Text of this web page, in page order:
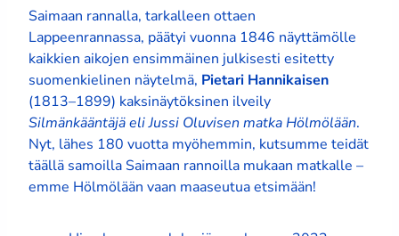
Saimaan rannalla, tarkalleen ottaen
Lappeenrannassa, päätyi vuonna 1846 näyttämölle
kaikkien aikojen ensimmäinen julkisesti esitetty
suomenkielinen näytelmä, Pietari Hannikaisen
(1813–1899) kaksinäytöksinen ilveily
Silmänkääntäjä eli Jussi Oluvisen matka Hölmölään.
Nyt, lähes 180 vuotta myöhemmin, kutsumme teidät
täällä samoilla Saimaan rannoilla mukaan matkalle –
emme Hölmölään vaan maaseutua etsimään!